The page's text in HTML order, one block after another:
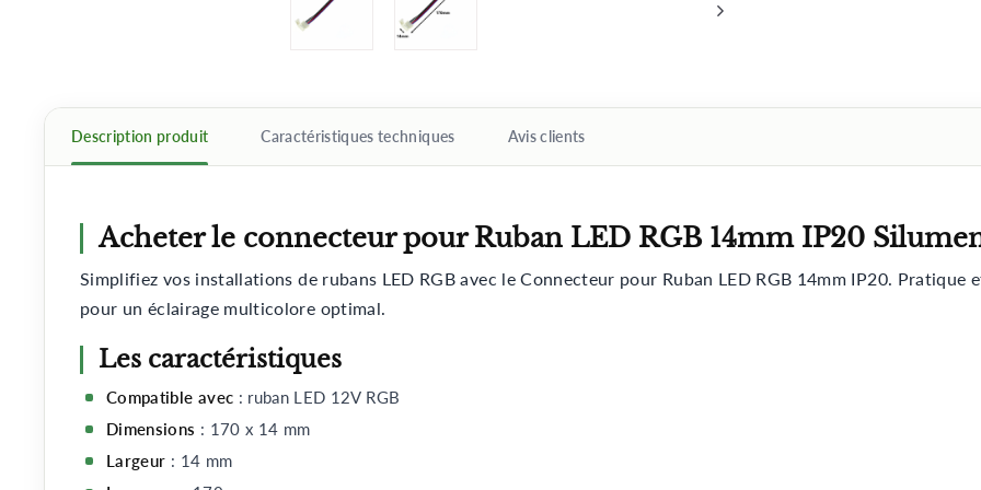
Description produit Caractéristiques techniques Avis clients
Acheter le connecteur pour Ruban LED RGB 14mm IP20
Simplifiez vos installations de rubans LED RGB avec le Connecteur pour Ruban LED RGB 14mm IP20.
pour un éclairage multicolore optimal.
Les caractéristiques
Compatible avec : ruban LED 12V RGB
Dimensions : 170 x 14 mm
Largeur : 14 mm